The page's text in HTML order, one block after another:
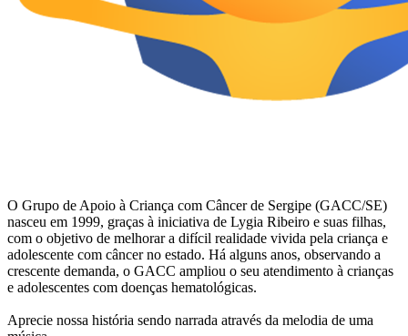
O Grupo de Apoio à Criança com Câncer de Sergipe (GACC/SE)
nasceu em 1999, graças à iniciativa de Lygia Ribeiro e suas filhas,
com o objetivo de melhorar a difícil realidade vivida pela criança e
adolescente com câncer no estado. Há alguns anos, observando a
crescente demanda, o GACC ampliou o seu atendimento à crianças
e adolescentes com doenças hematológicas.
Aprecie nossa história sendo narrada através da melodia de uma